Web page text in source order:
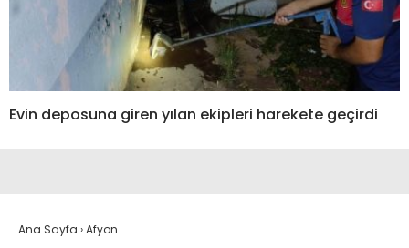
Evin deposuna giren yılan ekipleri harekete geçirdi
Ana Sayfa ›Afyon